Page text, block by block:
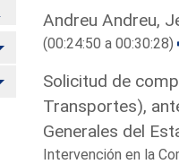
Alternar
Alternar
Andreu Andreu,
(00:24:50 a 00:30:28)
Solicitud de
Transportes),
Generales del
Intervención en la